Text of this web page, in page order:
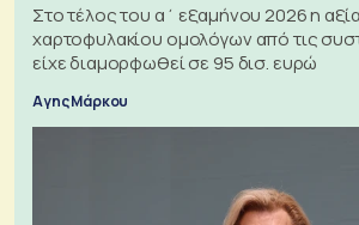
Στο τέλος του α΄ εξαμήνου 2026 η
χαρτοφυλακίου ομολόγων από τις
είχε διαμορφωθεί σε 95 δισ. ευρώ
Αγης Μάρκου